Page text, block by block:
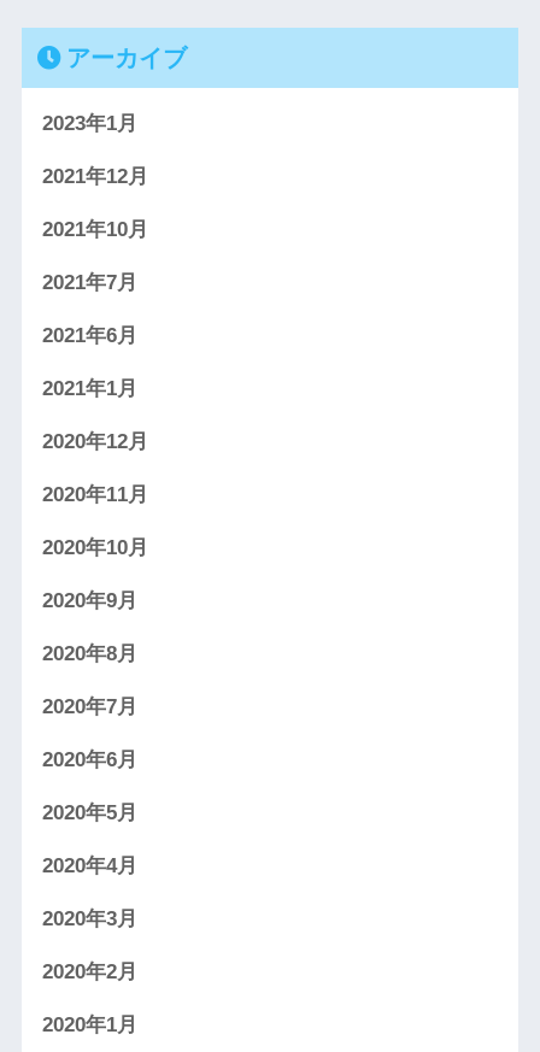
アーカイブ
2023年1月
2021年12月
2021年10月
2021年7月
2021年6月
2021年1月
2020年12月
2020年11月
2020年10月
2020年9月
2020年8月
2020年7月
2020年6月
2020年5月
2020年4月
2020年3月
2020年2月
2020年1月